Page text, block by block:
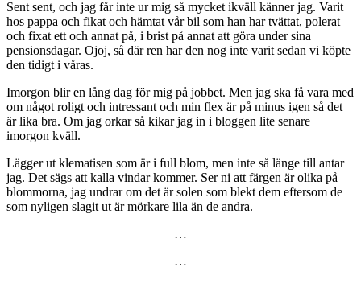
Sent sent, och jag får inte ur mig så mycket ikväll känner jag. Varit
hos pappa och fikat och hämtat vår bil som han har tvättat, polerat
och fixat ett och annat på, i brist på annat att göra under sina
pensionsdagar. Ojoj, så där ren har den nog inte varit sedan vi köpte
den tidigt i våras.
Imorgon blir en lång dag för mig på jobbet. Men jag ska få vara med
om något roligt och intressant och min flex är på minus igen så det
är lika bra. Om jag orkar så kikar jag in i bloggen lite senare
imorgon kväll.
Lägger ut klematisen som är i full blom, men inte så länge till antar
jag. Det sägs att kalla vindar kommer. Ser ni att färgen är olika på
blommorna, jag undrar om det är solen som blekt dem eftersom de
som nyligen slagit ut är mörkare lila än de andra.
…
…